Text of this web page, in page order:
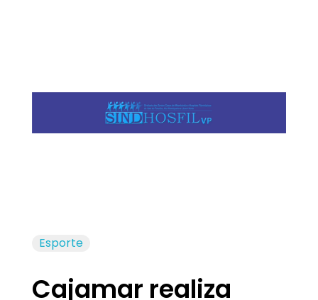
Esporte
Cajamar realiza